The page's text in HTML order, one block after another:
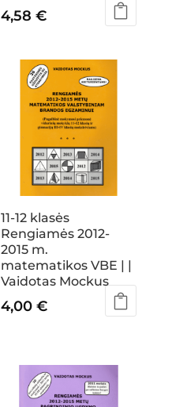
4,58€
11-12 klasės
Rengiamės 2012-
2015 m.
matematikos VBE | |
Vaidotas Mockus
4,00€